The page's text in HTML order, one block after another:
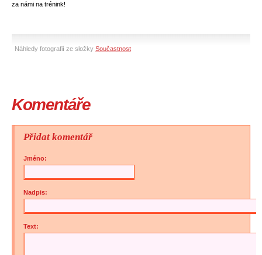
za námi na trénink!
Náhledy fotografií ze složky Součastnost
Komentáře
Přidat komentář
Jméno:
Nadpis:
Text: